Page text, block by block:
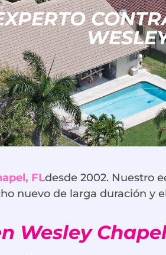
FLdesde 2002. Nuestro
nuevo de larga duración y
Wesley